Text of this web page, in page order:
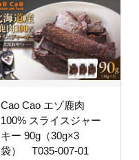
Cao Cao エゾ鹿肉
100% スライスジャー
キー 90g（30g×3
袋） T035-007-01